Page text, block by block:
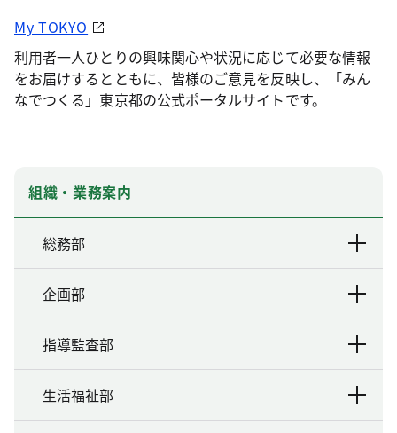
My TOKYO
利用者一人ひとりの興味関心や状況に応じて必要な情報
をお届けするとともに、皆様のご意見を反映し、「みん
なでつくる」東京都の公式ポータルサイトです。
組織・業務案内
総務部
企画部
指導監査部
生活福祉部